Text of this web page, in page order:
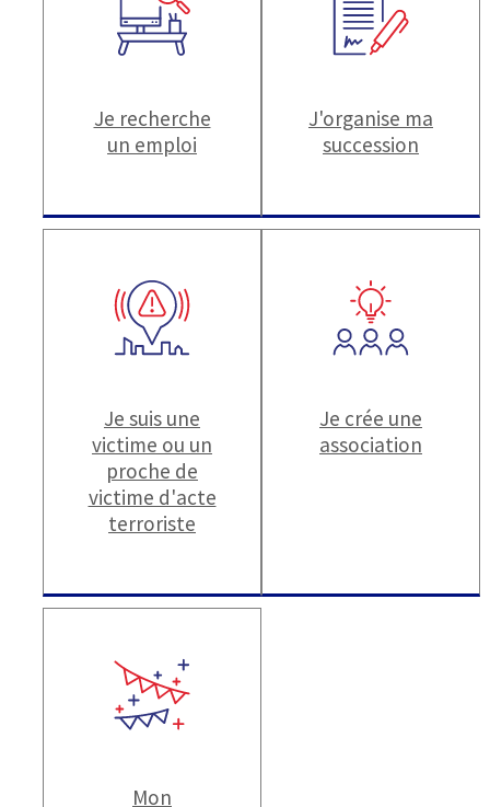
Je recherche
un emploi
J'organise ma
succession
Je suis une
victime ou un
proche de
victime d'acte
terroriste
Je crée une
association
Mon